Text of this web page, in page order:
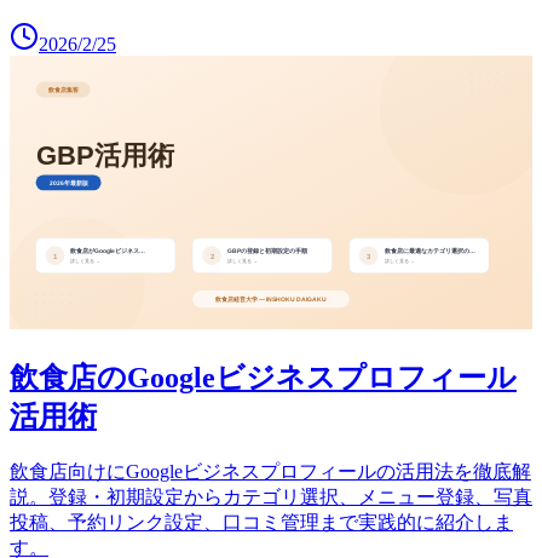
2026/2/25
飲食店のGoogleビジネスプロフィール
活用術
飲食店向けにGoogleビジネスプロフィールの活用法を徹底解
説。登録・初期設定からカテゴリ選択、メニュー登録、写真
投稿、予約リンク設定、口コミ管理まで実践的に紹介しま
す。